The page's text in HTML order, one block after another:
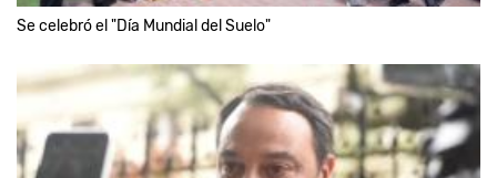
Se celebró el "Día Mundial del Suelo"